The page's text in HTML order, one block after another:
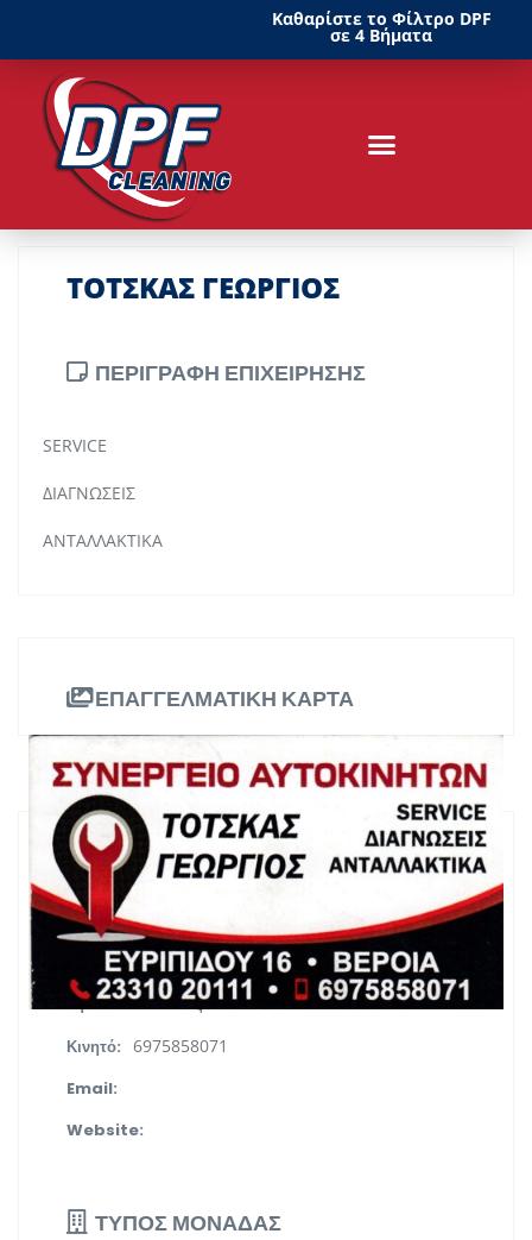
Καθαρίστε το Φίλτρο DPF
σε 4 Βήματα
ΤΟΤΣΚΑΣ ΓΕΩΡΓΙΟΣ
ΠΕΡΙΓΡΑΦΗ ΕΠΙΧΕΙΡΗΣΗΣ
SERVICE
ΔΙΑΓΝΩΣΕΙΣ
ΑΝΤΑΛΛΑΚΤΙΚΑ
ΕΠΑΓΓΕΛΜΑΤΙΚΗ ΚΑΡΤΑ
ΠΛΗΡΟΦΟΡΙΕΣ
Διεύθυνση:
Περιφέρεια: Κεντρική Μακεδονία
Τηλ. Επικοινωνίας: 2331020111
Κινητό: 6975858071
Email:
Website:
ΤΥΠΟΣ ΜΟΝΑΔΑΣ